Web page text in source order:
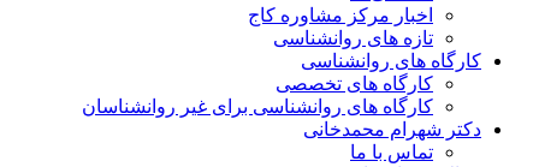
اخبار مرکز مشاوره کاج
تازه های روانشناسی
کارگاه های روانشناسی
کارگاه های تخصصی
کارگاه های روانشناسی برای غیر روانشناسان
دکتر شهرام محمدخانی
تماس با ما